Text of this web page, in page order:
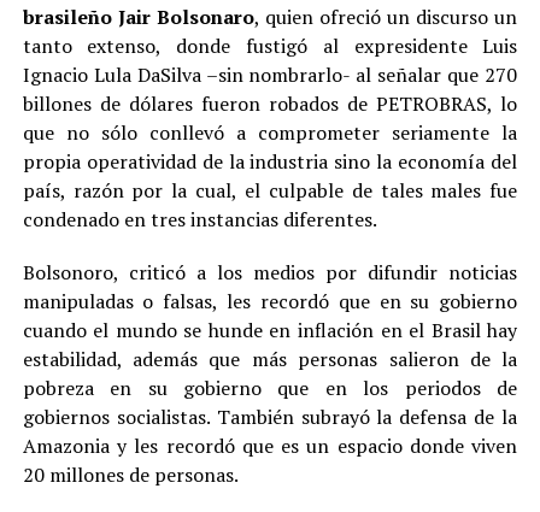
brasileño Jair Bolsonaro, quien ofreció un discurso un
tanto extenso, donde fustigó al expresidente Luis
Ignacio Lula DaSilva –sin nombrarlo- al señalar que 270
billones de dólares fueron robados de PETROBRAS, lo
que no sólo conllevó a comprometer seriamente la
propia operatividad de la industria sino la economía del
país, razón por la cual, el culpable de tales males fue
condenado en tres instancias diferentes.
Bolsonoro, criticó a los medios por difundir noticias
manipuladas o falsas, les recordó que en su gobierno
cuando el mundo se hunde en inflación en el Brasil hay
estabilidad, además que más personas salieron de la
pobreza en su gobierno que en los periodos de
gobiernos socialistas. También subrayó la defensa de la
Amazonia y les recordó que es un espacio donde viven
20 millones de personas.